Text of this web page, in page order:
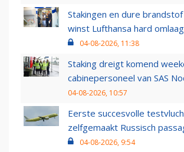
Stakingen en dure
winst Lufthansa hard omlaag
04-08-2026, 11:38
Staking dreigt komend
cabinepersoneel van SAS
04-08-2026, 10:57
Eerste succesvolle
zelfgemaakt Russisch
04-08-2026, 9:54